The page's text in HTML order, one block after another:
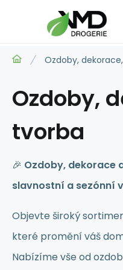
Ozdoby,
Ozdoby,
tvorba
🎉 Ozdoby, dekorace
slavnostní a sezónní
Objevte široký
které promění váš
Nabízíme vše od